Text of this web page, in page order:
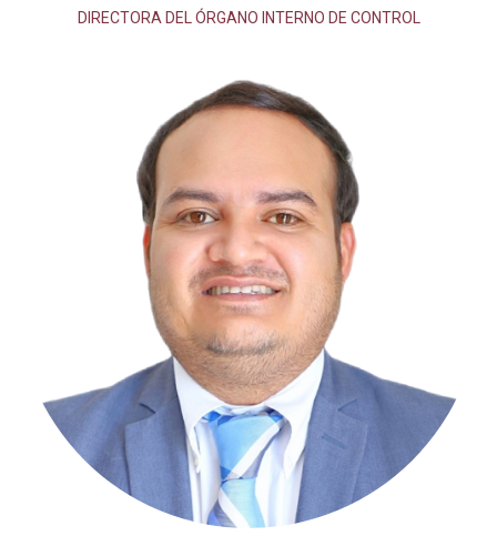
DIRECTORA DEL ÓRGANO INTERNO DE CONTROL